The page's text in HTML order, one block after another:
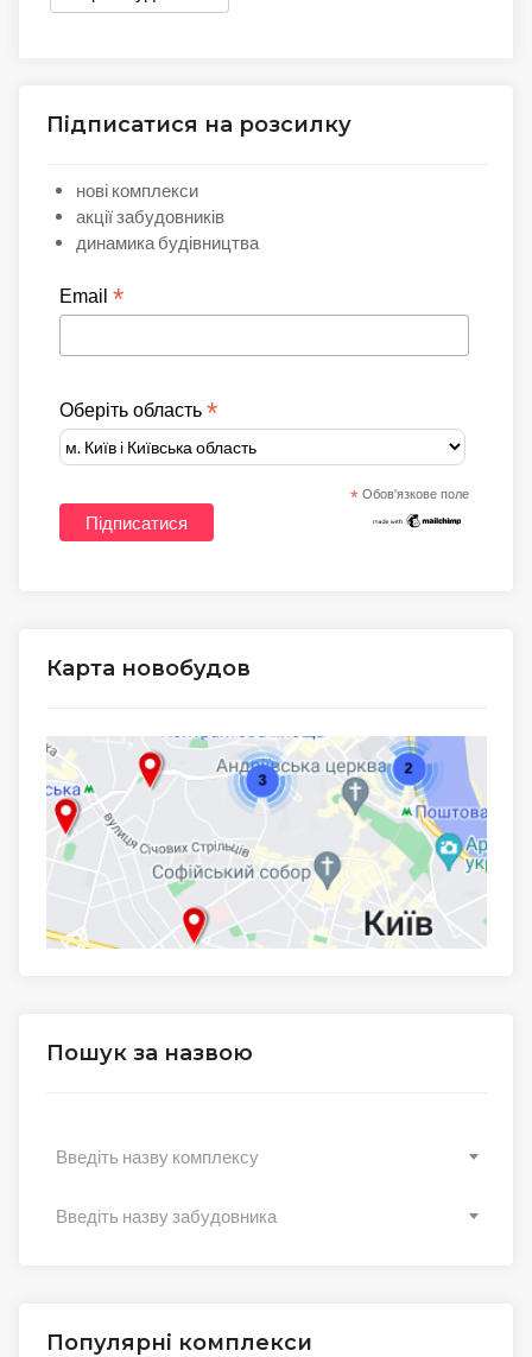
Підписатися на розсилку
нові комплекси
акції забудовників
динамика будівництва
Email *
Оберіть область *
* Обов'язкове поле
Карта новобудов
Пошук за назвою
Введіть назву комплексу
Введіть назву забудовника
Популярні комплекси